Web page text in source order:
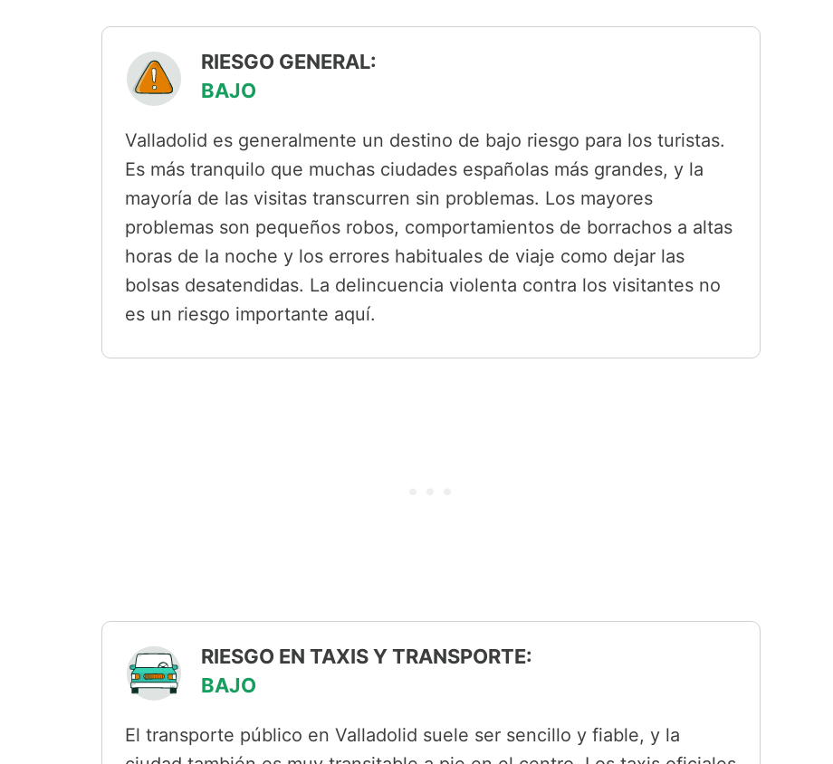
RIESGO GENERAL:
BAJO
Valladolid es generalmente un destino de bajo riesgo para los turistas.
Es más tranquilo que muchas ciudades españolas más grandes, y la
mayoría de las visitas transcurren sin problemas. Los mayores
problemas son pequeños robos, comportamientos de borrachos a altas
horas de la noche y los errores habituales de viaje como dejar las
bolsas desatendidas. La delincuencia violenta contra los visitantes no
es un riesgo importante aquí.
RIESGO EN TAXIS Y TRANSPORTE:
BAJO
El transporte público en Valladolid suele ser sencillo y fiable, y la